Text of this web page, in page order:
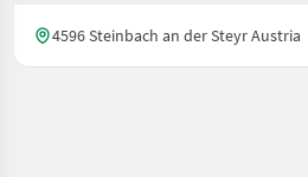
4596 Steinbach an der Steyr Austria